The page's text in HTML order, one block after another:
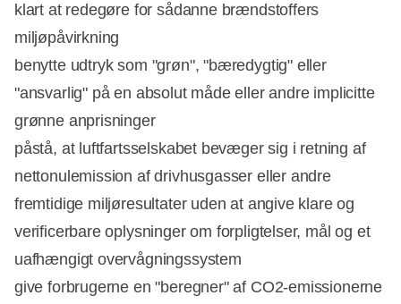
klart at redegøre for sådanne brændstoffers
miljøpåvirkning
benytte udtryk som "grøn", "bæredygtig" eller
"ansvarlig" på en absolut måde eller andre implicitte
grønne anprisninger
påstå, at luftfartsselskabet bevæger sig i retning af
nettonulemission af drivhusgasser eller andre
fremtidige miljøresultater uden at angive klare og
verificerbare oplysninger om forpligtelser, mål og et
uafhængigt overvågningssystem
give forbrugerne en "beregner" af CO2-emissionerne